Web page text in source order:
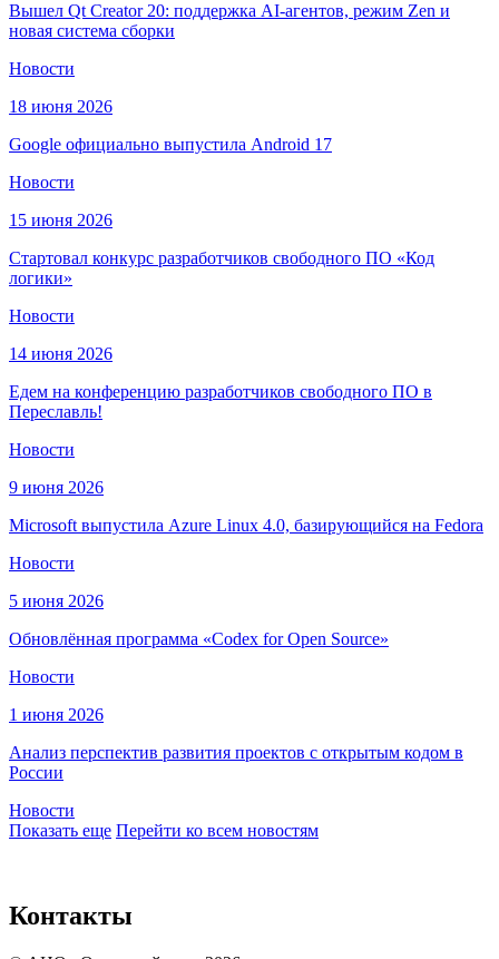
Вышел Qt Creator 20: поддержка AI-агентов, режим Zen и
новая система сборки
Новости
18 июня 2026
Google официально выпустила Android 17
Новости
15 июня 2026
Стартовал конкурс разработчиков свободного ПО «Код
логики»
Новости
14 июня 2026
Едем на конференцию разработчиков свободного ПО в
Переславль!
Новости
9 июня 2026
Microsoft выпустила Azure Linux 4.0, базирующийся на Fedora
Новости
5 июня 2026
Обновлённая программа «Codex for Open Source»
Новости
1 июня 2026
Анализ перспектив развития проектов с открытым кодом в
России
Новости
Показать еще Перейти ко всем новостям
Контакты